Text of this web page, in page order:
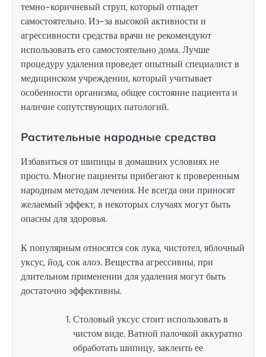
темно-коричневый струп, который отпадет
самостоятельно. Из-за высокой активности и
агрессивности средства врачи не рекомендуют
использовать его самостоятельно дома. Лучше
процедуру удаления проведет опытный специалист в
медицинском учреждении, который учитывает
особенности организма, общее состояние пациента и
наличие сопутствующих патологий.
Растительные народные средства
Избавиться от шипицы в домашних условиях не
просто. Многие пациенты прибегают к проверенным
народным методам лечения. Не всегда они приносят
желаемый эффект, в некоторых случаях могут быть
опасны для здоровья.
К популярным относятся сок лука, чистотел, яблочный
уксус, йод, сок алоэ. Вещества агрессивны, при
длительном применении для удаления могут быть
достаточно эффективны.
Столовый уксус стоит использовать в
чистом виде. Ватной палочкой аккуратно
обработать шипицу, заклеить ее